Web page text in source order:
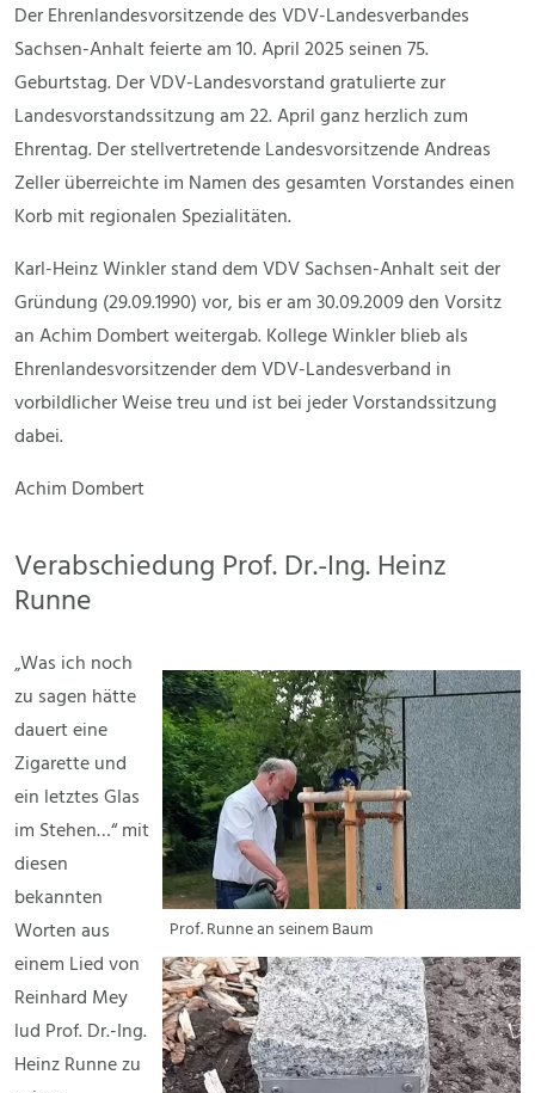
Der Ehrenlandesvorsitzende des VDV-Landesverbandes
Sachsen-Anhalt feierte am 10. April 2025 seinen 75.
Geburtstag. Der VDV-Landesvorstand gratulierte zur
Landesvorstandssitzung am 22. April ganz herzlich zum
Ehrentag. Der stellvertretende Landesvorsitzende Andreas
Zeller überreichte im Namen des gesamten Vorstandes einen
Korb mit regionalen Spezialitäten.
Karl-Heinz Winkler stand dem VDV Sachsen-Anhalt seit der
Gründung (29.09.1990) vor, bis er am 30.09.2009 den Vorsitz
an Achim Dombert weitergab. Kollege Winkler blieb als
Ehrenlandesvorsitzender dem VDV-Landesverband in
vorbildlicher Weise treu und ist bei jeder Vorstandssitzung
dabei.
Achim Dombert
Verabschiedung Prof. Dr.-Ing. Heinz
Runne
Prof. Runne an seinem Baum
„Was ich noch
zu sagen hätte
dauert eine
Zigarette und
ein letztes Glas
im Stehen…“ mit
diesen
bekannten
Worten aus
einem Lied von
Reinhard Mey
lud Prof. Dr.-Ing.
Heinz Runne zu